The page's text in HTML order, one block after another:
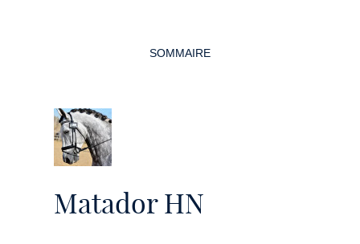
Matador HN
SOMMAIRE